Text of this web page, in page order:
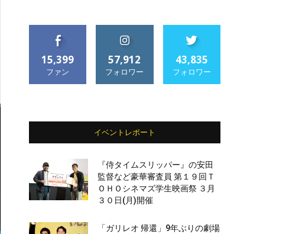
15,399
ファン
57,912
フォロワー
43,835
フォロワー
イベントレポート
『侍タイムスリッパー』の安田
監督など豪華審査員 第１９回Ｔ
ＯＨＯシネマズ学生映画祭 ３月
３０日(月)開催
「ガリレオ 帰還」9年ぶりの劇場